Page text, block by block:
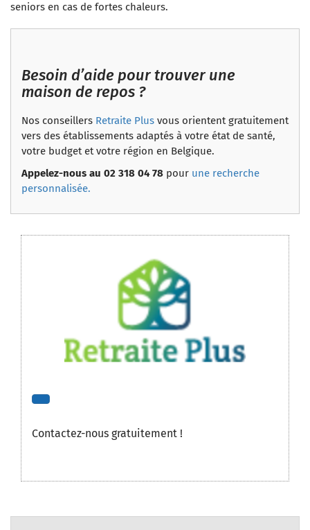
seniors en cas de fortes chaleurs.
Besoin d’aide pour trouver une
maison de repos ?
Nos conseillers Retraite Plus vous orientent gratuitement
vers des établissements adaptés à votre état de santé,
votre budget et votre région en Belgique.
Appelez-nous au 02 318 04 78 pour une recherche
personnalisée.
Contactez-nous gratuitement !